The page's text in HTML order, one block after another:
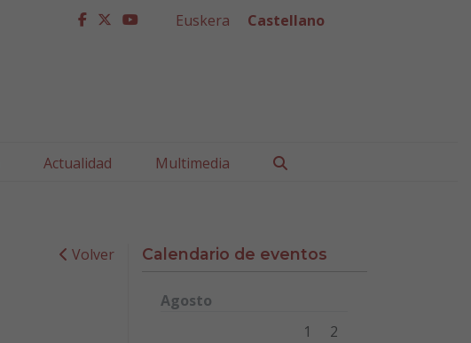
facebook
twitter
youtube
Euskera Castellano
Actualidad Multimedia
Volver Calendario de eventos
Agosto
Miércoles Jueves
1 2